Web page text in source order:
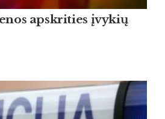
apskrities įvykių